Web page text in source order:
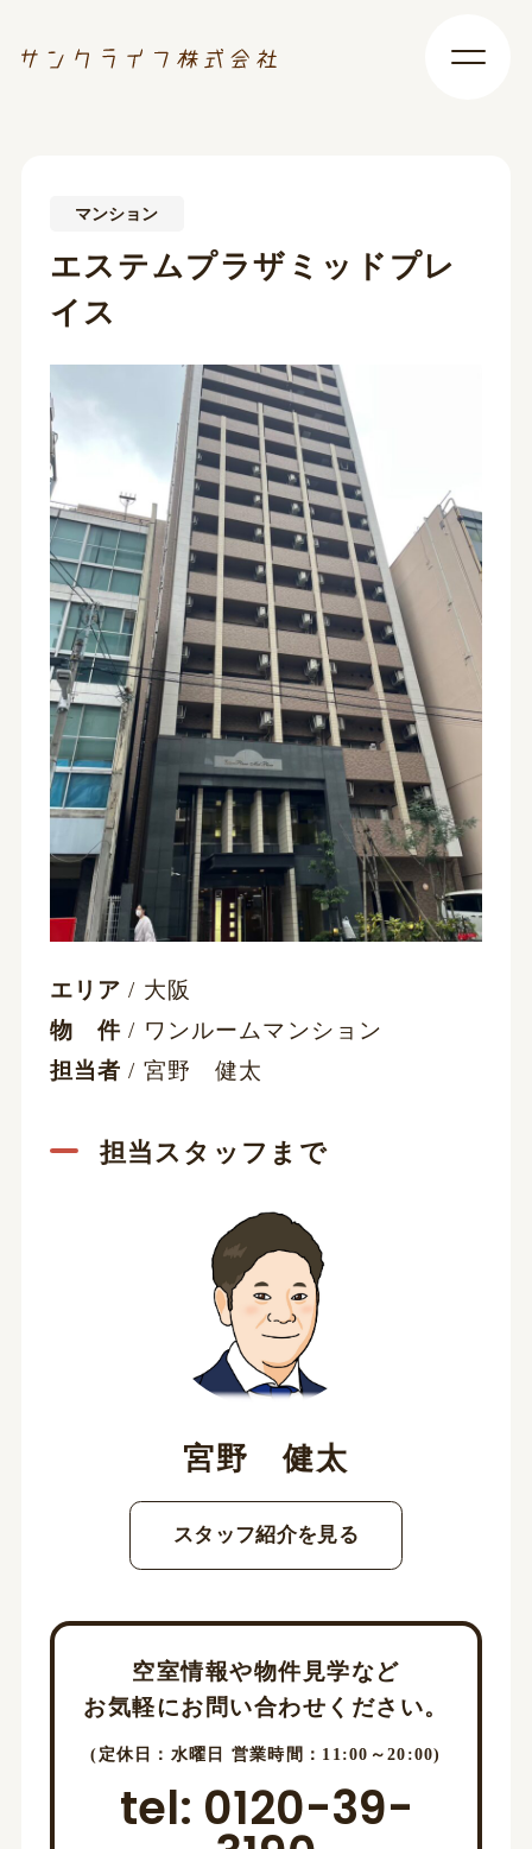
マンション
エステムプラザミッドプレ
イス
エリア / 大阪
物 件 / ワンルームマンション
担当者 / 宮野 健太
担当スタッフまで
宮野 健太
スタッフ紹介を見る
空室情報や物件見学など
お気軽にお問い合わせください。
(定休日：水曜日 営業時間：11:00～20:00)
tel: 0120-39-